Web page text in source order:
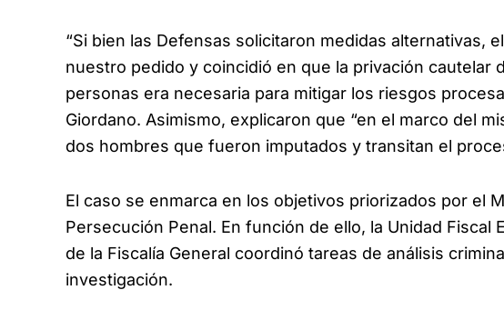
“Si bien las Defensas solicitaron medidas alternativas,
nuestro pedido y coincidió en que la privación cautelar
personas era necesaria para mitigar los riesgos
Giordano. Asimismo, explicaron que “en el marco del
dos hombres que fueron imputados y transitan el
El caso se enmarca en los objetivos priorizados por el
Persecución Penal. En función de ello, la Unidad Fiscal
de la Fiscalía General coordinó tareas de análisis
investigación.